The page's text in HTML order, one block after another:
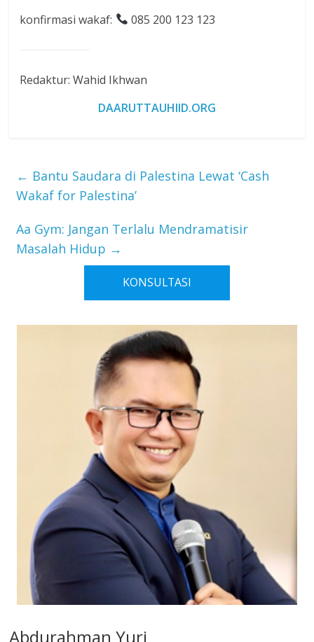
konfirmasi wakaf:
085 200 123 123
Redaktur: Wahid Ikhwan
DAARUTTAUHIID.ORG
← Bantu Saudara di Palestina Lewat ‘Cash
Wakaf for Palestina’
Aa Gym: Jangan Terlalu Mendramatisir
Masalah Hidup →
KONSULTASI
Abdurahman Yuri